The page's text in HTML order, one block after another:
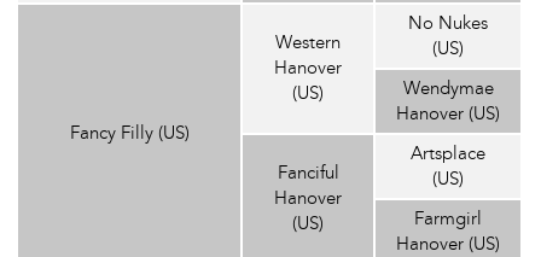
Fancy Filly (US)
Western
Hanover
(US)
No Nukes
(US)
Wendymae
Hanover (US)
Fanciful
Hanover
(US)
Artsplace
(US)
Farmgirl
Hanover (US)